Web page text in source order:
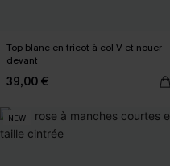
Top blanc en tricot à col V et nouer
devant
39,00 €
NEW